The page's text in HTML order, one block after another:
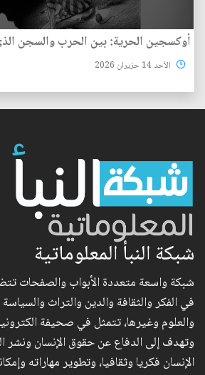
أوكسجين الحرية: بين الحرب والسجن
الأحد 14 حزيران 2026
شبكة النبأ المعلوماتية
شبكة واسعة متعددة الأبواب والصفحات
في الفكر والثقافة والدين والتراث
والعلوم وغيرها، تتمثل في صحيفة
وتهدف إلى الدفاع عن حقوق الإنسان ونشر
الإنسان فكريا وثقافيا، وتطوير مهاراته